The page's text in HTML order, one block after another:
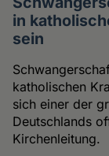
in
sein
katholischen
sich einer der
Deutschlands
Kirchenleitung.